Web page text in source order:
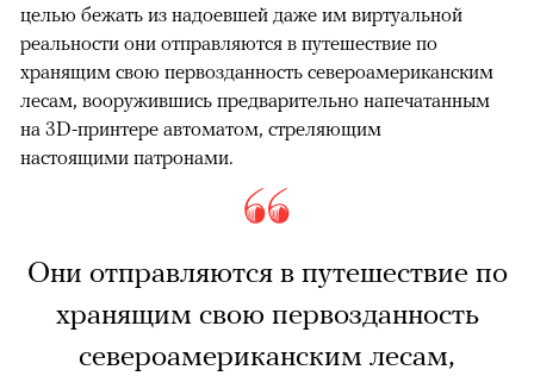
целью бежать из надоевшей даже им виртуальной
реальности они отправляются в путешествие по
хранящим свою первозданность североамериканским
лесам, вооружившись предварительно напечатанным
на 3D-принтере автоматом, стреляющим
настоящими патронами.
Они отправляются в путешествие по
хранящим свою первозданность
североамериканским лесам,